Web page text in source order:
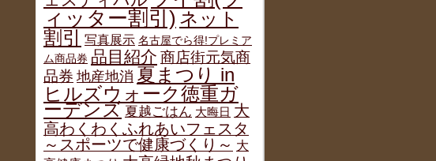
ィッター割引) ネット
割引
写真展示 名古屋でら得!プレミア
ム商品券 品目紹介 商店街元気商
品券 地産地消 夏まつり in
ヒルズウォーク徳重ガ
ーデンズ 夏越ごはん 大晦日 大
高わくわくふれあいフェスタ
～スポーツで健康づくり～ 大